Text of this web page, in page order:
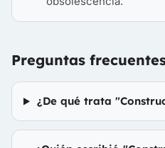
Preguntas
¿De qué trata